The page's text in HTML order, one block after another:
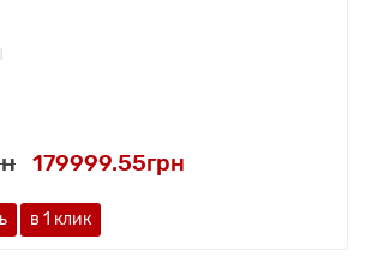
179999.55грн
в 1 клик